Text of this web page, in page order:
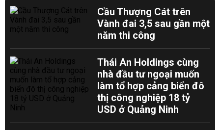
Cầu Thượng Cát trên
Vành đai 3,5 sau gần một
năm thi công
Thái An Holdings cùng
nhà đầu tư ngoại muốn
làm tổ hợp cảng biển đô
thị công nghiệp 18 tỷ
USD ở Quảng Ninh